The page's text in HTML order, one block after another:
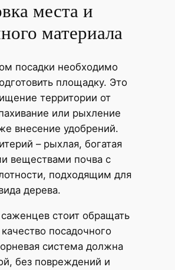
места и
материала
посадки необходимо
площадку. Это
территории от
или рыхление
внесение удобрений.
– рыхлая, богатая
веществами почва с
подходящим для
дерева.
стоит обращать
посадочного
система должна
без повреждений и